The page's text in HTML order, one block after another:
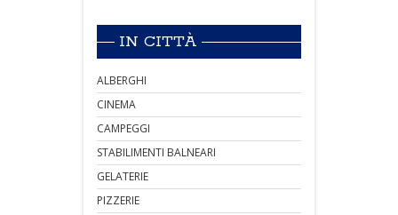
IN CITTÀ
ALBERGHI
CINEMA
CAMPEGGI
STABILIMENTI BALNEARI
GELATERIE
PIZZERIE